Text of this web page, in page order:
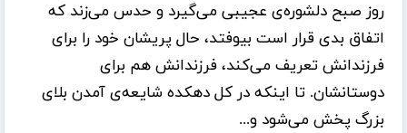
روز صبح دلشوره‌ی عجیبی می‌گیرد و حدس می‌زند که
اتفاق بدی قرار است بیوفتد، حال پریشان خود را برای
فرزندانش تعریف می‌کند، فرزندانش هم برای
دوستانشان. تا اینکه در کل دهکده شایعه‌ی آمدن بلای
بزرگ پخش می‌شود و...